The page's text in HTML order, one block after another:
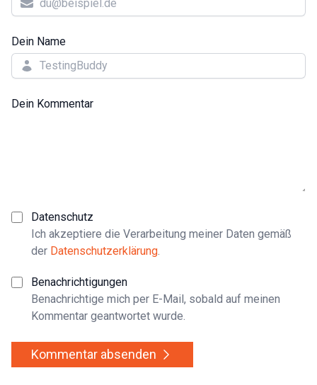
Dein Name
Dein Kommentar
Datenschutz
Ich akzeptiere die Verarbeitung meiner Daten gemäß
der Datenschutzerklärung
Benachrichtigungen
Benachrichtige mich per E-Mail, sobald auf meinen
Kommentar geantwortet wurde.
Kommentar absenden